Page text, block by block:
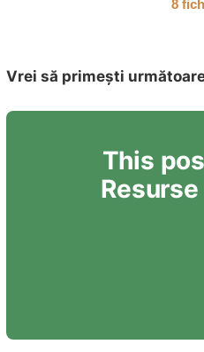
8
Vrei să primești
This